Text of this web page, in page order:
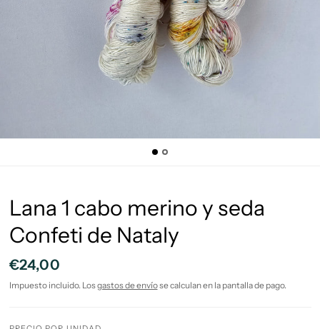
Lana 1 cabo merino y seda
Confeti de Nataly
€24,00
Impuesto incluido. Losgastos de envíose calculan en la pantalla de pago.